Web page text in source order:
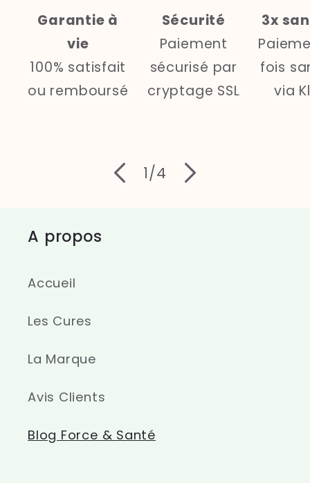
Garantie à
vie
100% satisfait
ou remboursé
Sécurité
Paiement
sécurisé par
cryptage SSL
3x
fois
via
1/de
4
A propos
Accueil
Les Cures
La Marque
Avis Clients
Blog Force & Santé